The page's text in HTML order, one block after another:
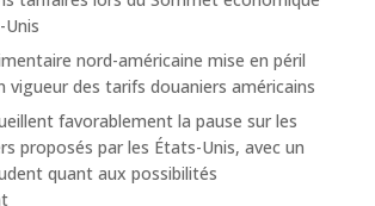
nord-américaine mise en péril
vigueur des tarifs douaniers américains
favorablement la pause sur les
proposés par les États-Unis, avec un
quant aux possibilités